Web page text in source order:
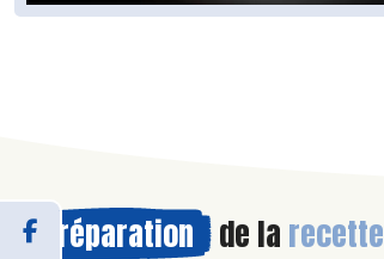
Préparation de la recette